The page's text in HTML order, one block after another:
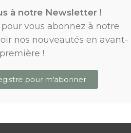
à notre Newsletter !
vous abonnez à notre
nos nouveautés en avant-
première !
pour m'abonner